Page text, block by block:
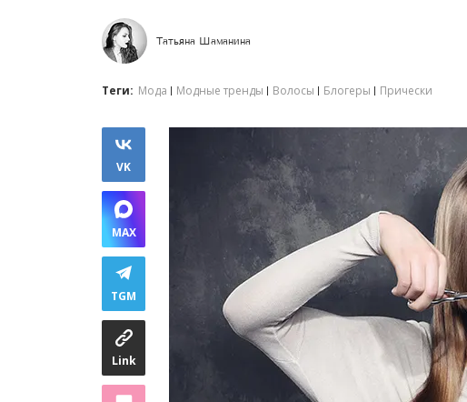
Татьяна Шаманина
Теги: Мода Модные тренды Волосы Блогеры Прически
VK
MAX
TGM
Link